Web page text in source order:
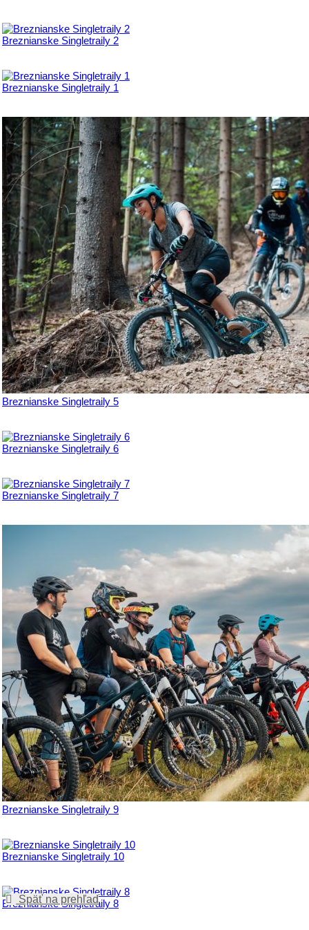
Breznianske Singletraily 2
Breznianske Singletraily 1
Breznianske Singletraily 5
Breznianske Singletraily 6
Breznianske Singletraily 7
Breznianske Singletraily 9
Breznianske Singletraily 10
Breznianske Singletraily 8
Späť na prehľad